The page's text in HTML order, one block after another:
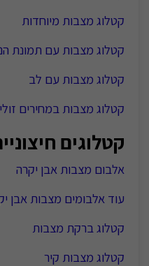
קטלוג מצבות מיוחדות
קטלוג מצבות עם תמונת
קטלוג מצבות עם לב
קטלוג מצבות במחירים
קטלוגים
אלבום מצבות אבן יקרה
עוד אלבומים מצבות אבן
קטלוג ברקת מצבות
קטלוג מצבות קיר